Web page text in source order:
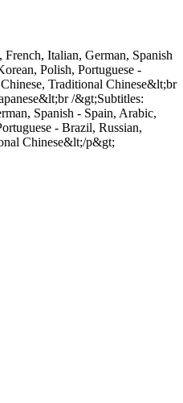
Italian, German, Spanish
Polish, Portuguese -
Traditional Chinese&lt;br
/&gt;Subtitles:
Spanish - Spain, Arabic,
- Brazil, Russian,
Chinese&lt;/p&gt;